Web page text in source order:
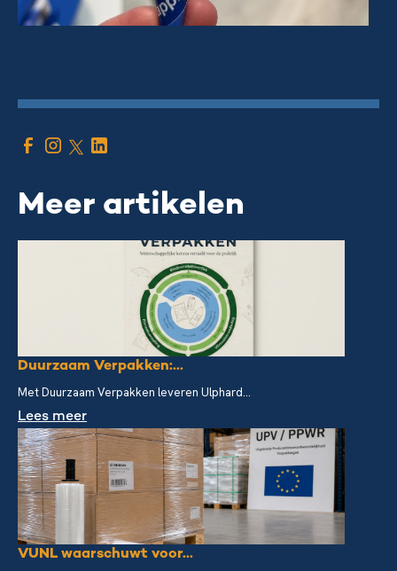
Meer artikelen
Duurzaam Verpakken:...
Met Duurzaam Verpakken leveren Ulphard...
Lees meer
VUNL waarschuwt voor...